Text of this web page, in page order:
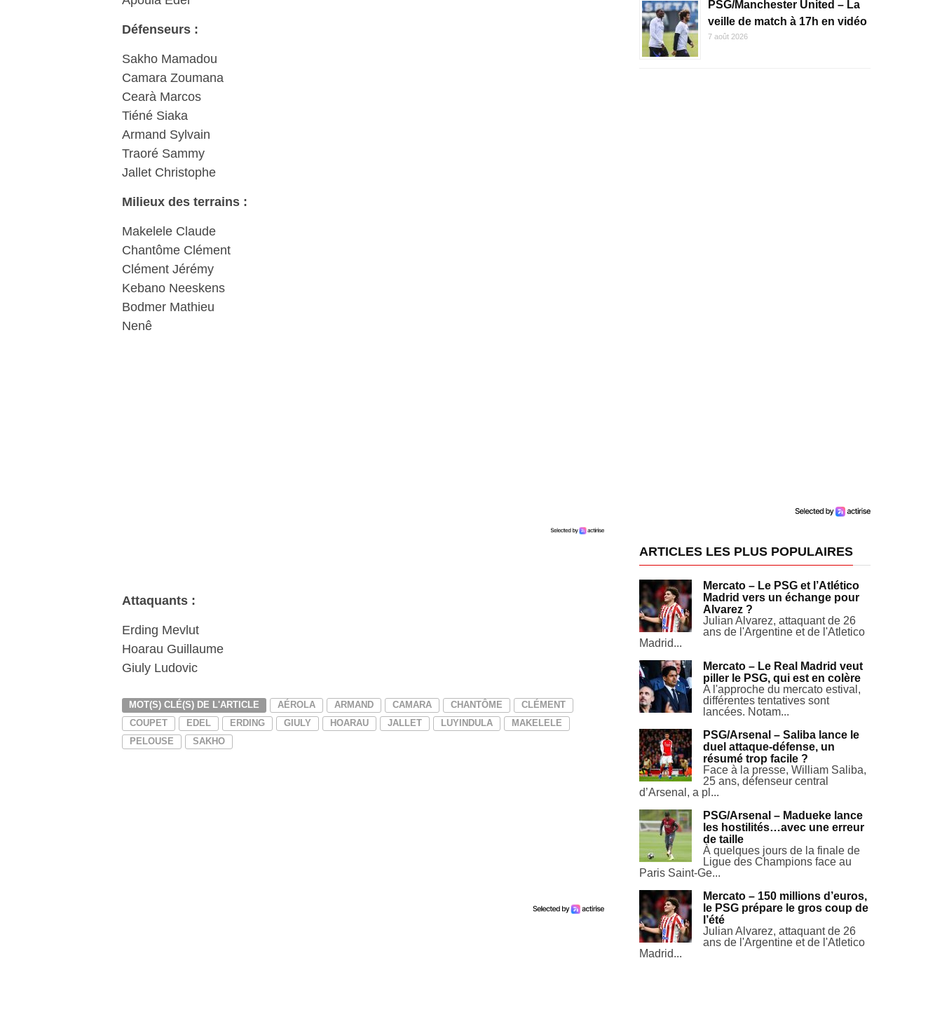
Défenseurs :
Sakho Mamadou
Camara Zoumana
Cearà Marcos
Tiéné Siaka
Armand Sylvain
Traoré Sammy
Jallet Christophe
Milieux des terrains :
Makelele Claude
Chantôme Clément
Clément Jérémy
Kebano Neeskens
Bodmer Mathieu
Nenê
Attaquants :
Erding Mevlut
Hoarau Guillaume
Giuly Ludovic
MOT(S) CLÉ(S) DE L'ARTICLE AÉROLA ARMAND CAMARA CHANTÔME
CLÉMENT
COUPET
EDEL ERDING GIULY HOARAU JALLET LUYINDULA
MAKELELE
PELOUSE
SAKHO
PSG/Manchester United – La
veille de match à 17h en vidéo
7 août 2026
ARTICLES LES PLUS POPULAIRES
Mercato – Le PSG et l’Atlético
Madrid vers un échange pour
Alvarez ?
Julian Alvarez, attaquant de 26
ans de l'Argentine et de l'Atletico
Madrid...
Mercato – Le Real Madrid veut
piller le PSG, qui est en colère
A l'approche du mercato estival,
différentes tentatives sont
lancées. Notam...
PSG/Arsenal – Saliba lance le
duel attaque-défense, un
résumé trop facile ?
Face à la presse, William Saliba,
25 ans, défenseur central
d’Arsenal, a pl...
PSG/Arsenal – Madueke lance
les hostilités…avec une erreur
de taille
À quelques jours de la finale de
Ligue des Champions face au
Paris Saint-Ge...
Mercato – 150 millions d’euros,
le PSG prépare le gros coup de
l’été
Julian Alvarez, attaquant de 26
ans de l'Argentine et de l'Atletico
Madrid...